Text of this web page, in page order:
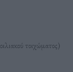
τοιχώματος)